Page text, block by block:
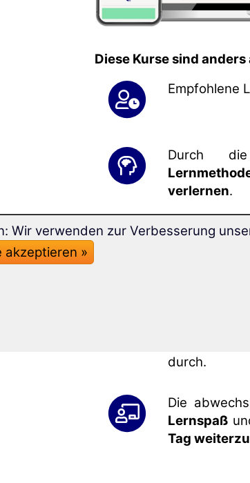
Diese Kurse sind
Empfohlene
Durch
verlernen.
Mit der
durch.
Die
Lernspaß
Tag
Wir verwenden zur Verbesserung
akzeptieren »